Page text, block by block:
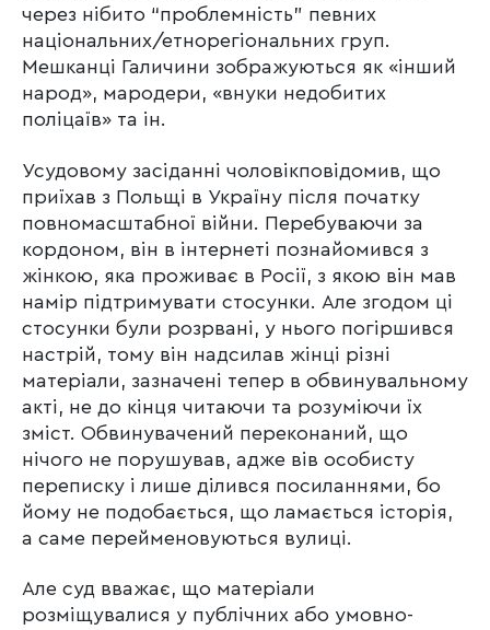
через нібито “проблемність” певних
національних/етнорегіональних груп.
Мешканці Галичини зображуються як «інший
народ», мародери, «внуки недобитих
поліцаїв» та ін.
Усудовому засіданні чоловікповідомив, що
приїхав з Польщі в Україну після початку
повномасштабної війни. Перебуваючи за
кордоном, він в інтернеті познайомився з
жінкою, яка проживає в Росії, з якою він мав
намір підтримувати стосунки. Але згодом ці
стосунки були розрвані, у нього погіршився
настрій, тому він надсилав жінці різні
матеріали, зазначені тепер в обвинувальному
акті, не до кінця читаючи та розуміючи їх
зміст. Обвинувачений переконаний, що
нічого не порушував, адже вів особисту
переписку і лише ділився посиланнями, бо
йому не подобається, що ламається історія,
а саме перейменовуються вулиці.
Але суд вважає, що матеріали
розміщувалися у публічних або умовно-